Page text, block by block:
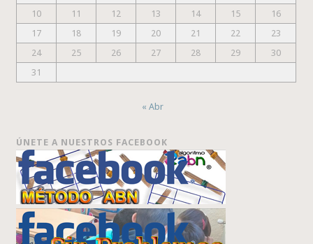
10
11 12 13 14 15
16
17
18 19 20 21 22
23
24
25 26 27 28 29
30
31
« Abr
ÚNETE A NUESTROS FACEBOOK